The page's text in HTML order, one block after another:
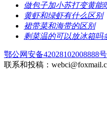
做包子加小苏打变黄能
​黄虾和绿虾有什么区别
​裙带菜和海带的区别
剩菜温的可以放冰箱吗
鄂公网安备42028102008888号
联系和投稿：